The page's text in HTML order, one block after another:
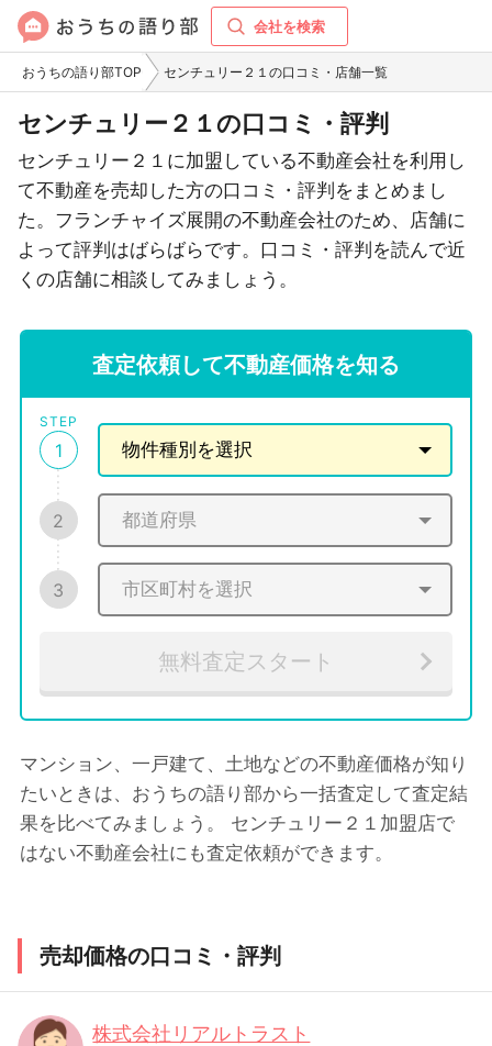
会社を検索
おうちの語り部TOP センチュリー２１の口コミ・店舗一覧
センチュリー２１の口コミ・評判
センチュリー２１に加盟している不動産会社を利用し
て不動産を売却した方の口コミ・評判をまとめまし
た。フランチャイズ展開の不動産会社のため、店舗に
よって評判はばらばらです。口コミ・評判を読んで近
くの店舗に相談してみましょう。
査定依頼して不動産価格を知る
STEP
1
2
3
無料査定スタート
マンション、一戸建て、土地などの不動産価格が知り
たいときは、おうちの語り部から一括査定して査定結
果を比べてみましょう。 センチュリー２１加盟店で
はない不動産会社にも査定依頼ができます。
売却価格の口コミ・評判
株式会社リアルトラスト